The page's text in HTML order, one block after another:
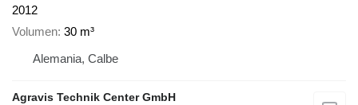
2012
Volumen 30 m³
Alemania, Calbe
Agravis Technik Center GmbH